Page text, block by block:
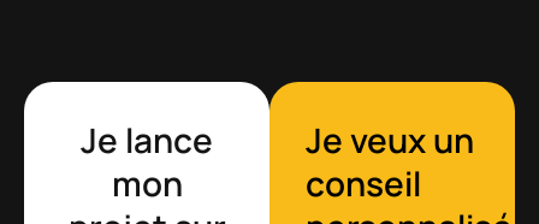
Je lance
mon
Je veux un
conseil